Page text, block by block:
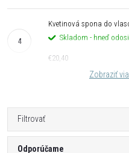
Kvetinová spona do
Skladom - hneď
€20,40
Zobraziť
Filtrovať
Odporúčame